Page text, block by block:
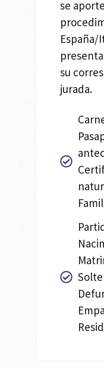
se
España/
su
jurada.